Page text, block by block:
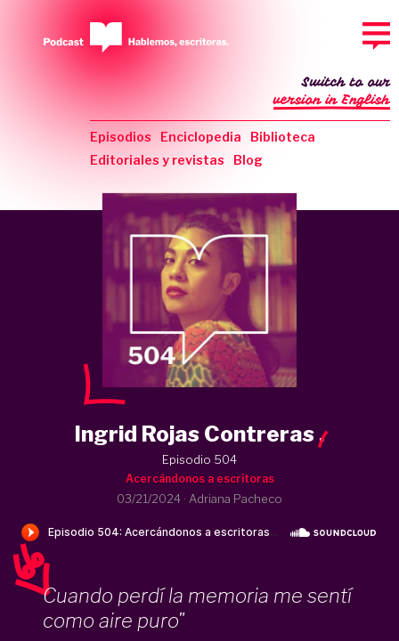
Episodios Enciclopedia
Biblioteca
Editoriales y revistas
Blog
Switch to our
version in English
Ingrid Rojas Contreras .
Episodio 504
Acercándonos a escritoras
03/21/2024 · Adriana Pacheco
Cuando perdí la memoria me sentí
como aire puro"